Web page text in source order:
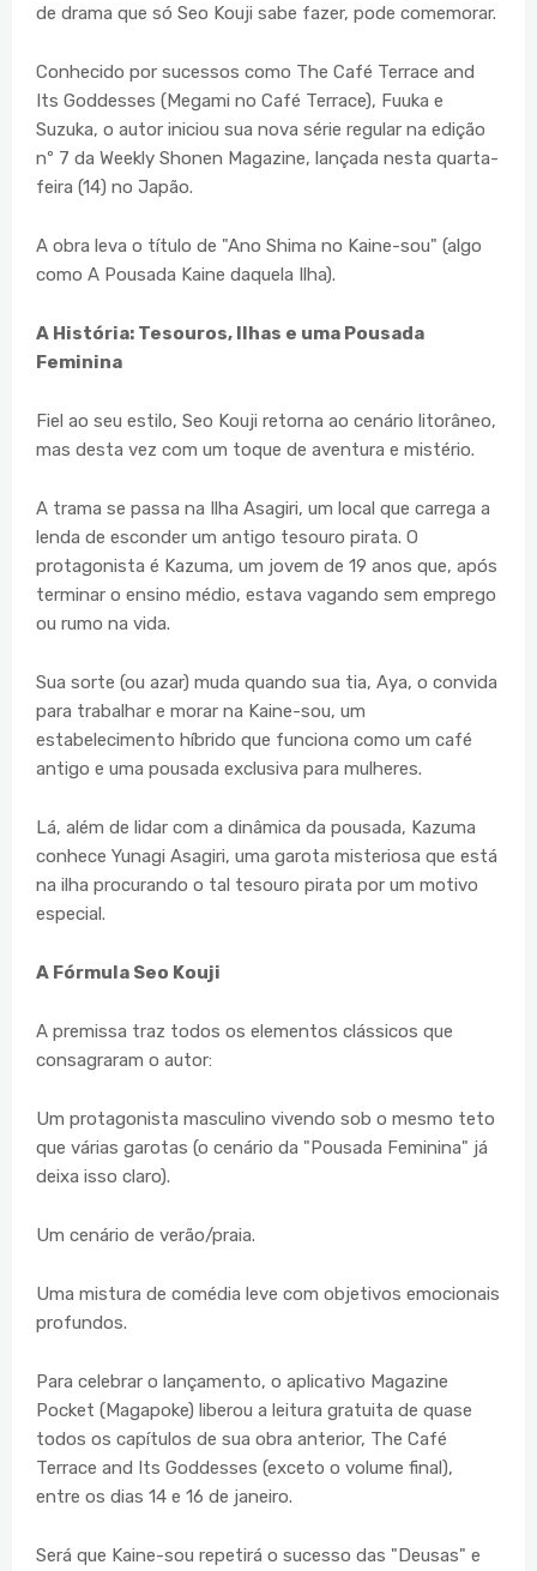
de drama que só Seo Kouji sabe fazer, pode comemorar.
Conhecido por sucessos como The Café Terrace and
Its Goddesses (Megami no Café Terrace), Fuuka e
Suzuka, o autor iniciou sua nova série regular na edição
nº 7 da Weekly Shonen Magazine, lançada nesta quarta-
feira (14) no Japão.
A obra leva o título de "Ano Shima no Kaine-sou" (algo
como A Pousada Kaine daquela Ilha).
A História: Tesouros, Ilhas e uma Pousada
Feminina
Fiel ao seu estilo, Seo Kouji retorna ao cenário litorâneo,
mas desta vez com um toque de aventura e mistério.
A trama se passa na Ilha Asagiri, um local que carrega a
lenda de esconder um antigo tesouro pirata. O
protagonista é Kazuma, um jovem de 19 anos que, após
terminar o ensino médio, estava vagando sem emprego
ou rumo na vida.
Sua sorte (ou azar) muda quando sua tia, Aya, o convida
para trabalhar e morar na Kaine-sou, um
estabelecimento híbrido que funciona como um café
antigo e uma pousada exclusiva para mulheres.
Lá, além de lidar com a dinâmica da pousada, Kazuma
conhece Yunagi Asagiri, uma garota misteriosa que está
na ilha procurando o tal tesouro pirata por um motivo
especial.
A Fórmula Seo Kouji
A premissa traz todos os elementos clássicos que
consagraram o autor:
Um protagonista masculino vivendo sob o mesmo teto
que várias garotas (o cenário da "Pousada Feminina" já
deixa isso claro).
Um cenário de verão/praia.
Uma mistura de comédia leve com objetivos emocionais
profundos.
Para celebrar o lançamento, o aplicativo Magazine
Pocket (Magapoke) liberou a leitura gratuita de quase
todos os capítulos de sua obra anterior, The Café
Terrace and Its Goddesses (exceto o volume final),
entre os dias 14 e 16 de janeiro.
Será que Kaine-sou repetirá o sucesso das "Deusas" e